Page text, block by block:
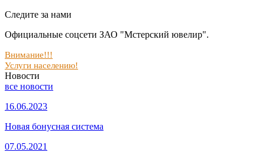
Следите за нами
Официальные соцсети ЗАО "Мстерский ювелир".
Внимание!!!
Услуги населению!
Новости
все новости
16.06.2023
Новая бонусная система
07.05.2021